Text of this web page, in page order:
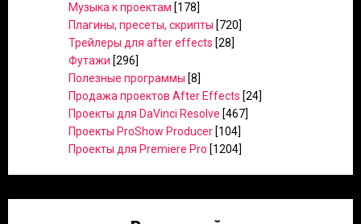
Музыка к проектам [178]
Плагины, пресеты, скрипты [720]
Трейлеры для after effects [28]
Футажи [296]
Полезные программы [8]
Продажа проектов After Effects [24]
Проекты для DaVinci Resolve [467]
Проекты ProShow Producer [104]
Проекты для Premiere Pro [1204]